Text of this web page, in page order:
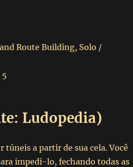
Route Building, Solo /
5
Ludopedia)
a partir de sua cela. Você
impedi-lo, fechando todas as